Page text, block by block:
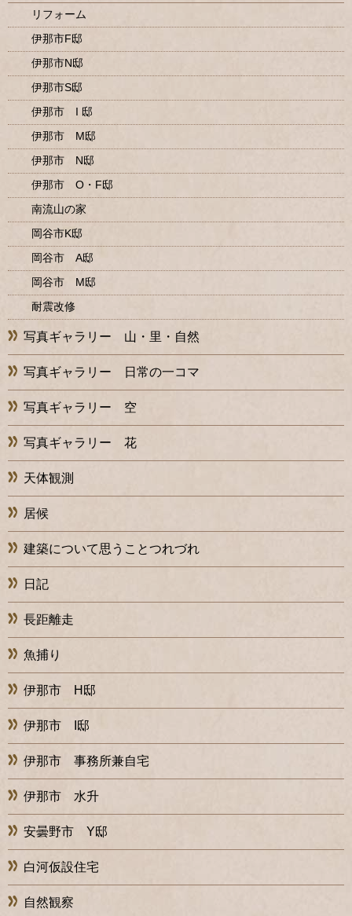
リフォーム
伊那市F邸
伊那市N邸
伊那市S邸
伊那市 I 邸
伊那市 M邸
伊那市 N邸
伊那市 O・F邸
南流山の家
岡谷市K邸
岡谷市 A邸
岡谷市 M邸
耐震改修
写真ギャラリー 山・里・自然
写真ギャラリー 日常の一コマ
写真ギャラリー 空
写真ギャラリー 花
天体観測
居候
建築について思うことつれづれ
日記
長距離走
魚捕り
伊那市 H邸
伊那市 I邸
伊那市 事務所兼自宅
伊那市 水升
安曇野市 Y邸
白河仮設住宅
自然観察